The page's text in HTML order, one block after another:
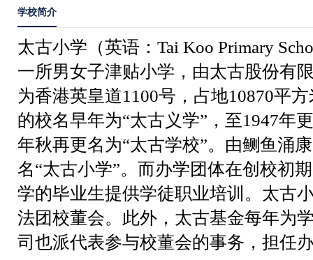
学校简介
太古小学（英语： Tai Koo Primary
一所男女子津贴小学，由太古股份有
为香港英皇道1100号，占地10870平方
的校名早年为“太古义学”，至1947年
年秋再更名为“太古学校”。由鲗鱼涌
名“太古小学”。而办学团体在创校初
学的毕业生提供学徒职业培训。太古
法团校董会。此外，太古基金每年为
司也派代表参与校董会的事务，担任